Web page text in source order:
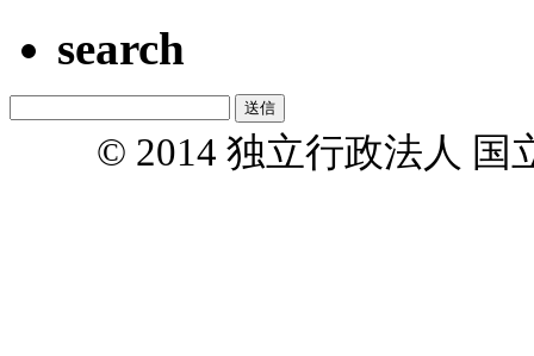
search
© 2014 独立行政法人 国